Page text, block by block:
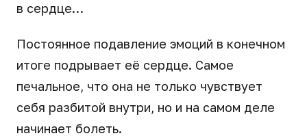
в сердце…
Постоянное подавление эмоций в конечном
итоге подрывает её сердце. Самое
печальное, что она не только чувствует
себя разбитой внутри, но и на самом деле
начинает болеть.